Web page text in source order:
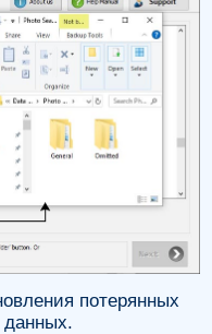
потерянных